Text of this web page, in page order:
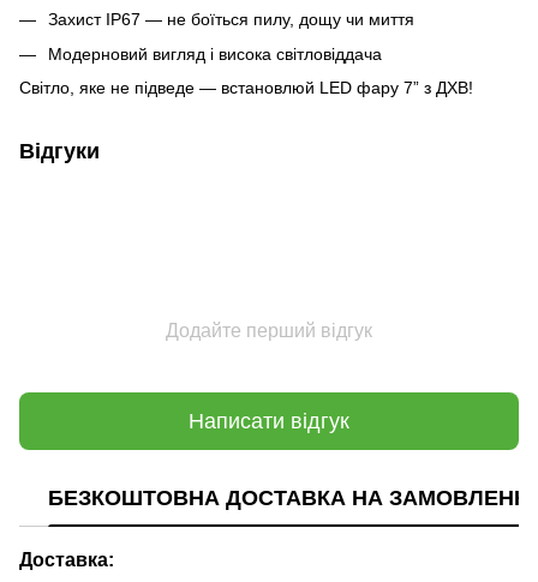
Захист IP67 — не боїться пилу, дощу чи миття
Модерновий вигляд і висока світловіддача
Світло, яке не підведе — встановлюй LED фару 7” з ДХВ!
Відгуки
Додайте перший відгук
Написати відгук
БЕЗКОШТОВНА ДОСТАВКА НА ЗАМОВЛЕННЯ
Доставка: